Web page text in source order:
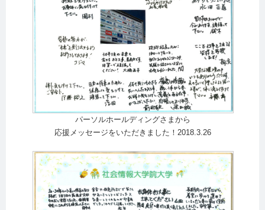
パーソルホールディングさまから
応援メッセージをいただきました！2018.3.26